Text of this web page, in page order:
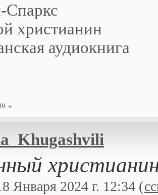
Спаркс
христианин
аудиокнига
Января 2024 г. 12:34 (